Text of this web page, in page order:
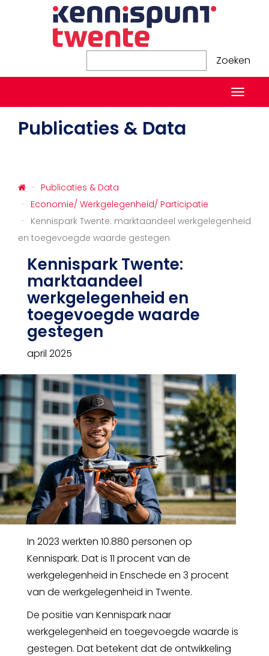
Zoeken Zoeken
Publicaties & Data
Publicaties & Data
Economie/ Werkgelegenheid/ Participatie
Kennispark Twente: marktaandeel werkgelegenheid
en toegevoegde waarde gestegen
Kennispark Twente:
marktaandeel
werkgelegenheid en
toegevoegde waarde
gestegen
april 2025
In 2023 werkten 10.880 personen op
Kennispark. Dat is 11 procent van de
werkgelegenheid in Enschede en 3 procent
van de werkgelegenheid in Twente.
De positie van Kennispark naar
werkgelegenheid en toegevoegde waarde is
gestegen. Dat betekent dat de ontwikkeling